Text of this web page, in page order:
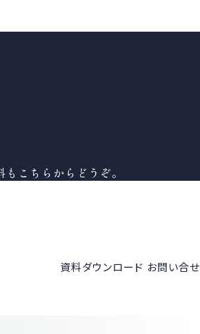
資料ダウンロード お問い合せ
こちらからどうぞ。